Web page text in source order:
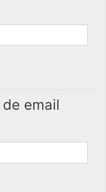
email